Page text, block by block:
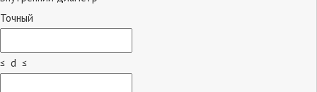
Точный
≤ d ≤